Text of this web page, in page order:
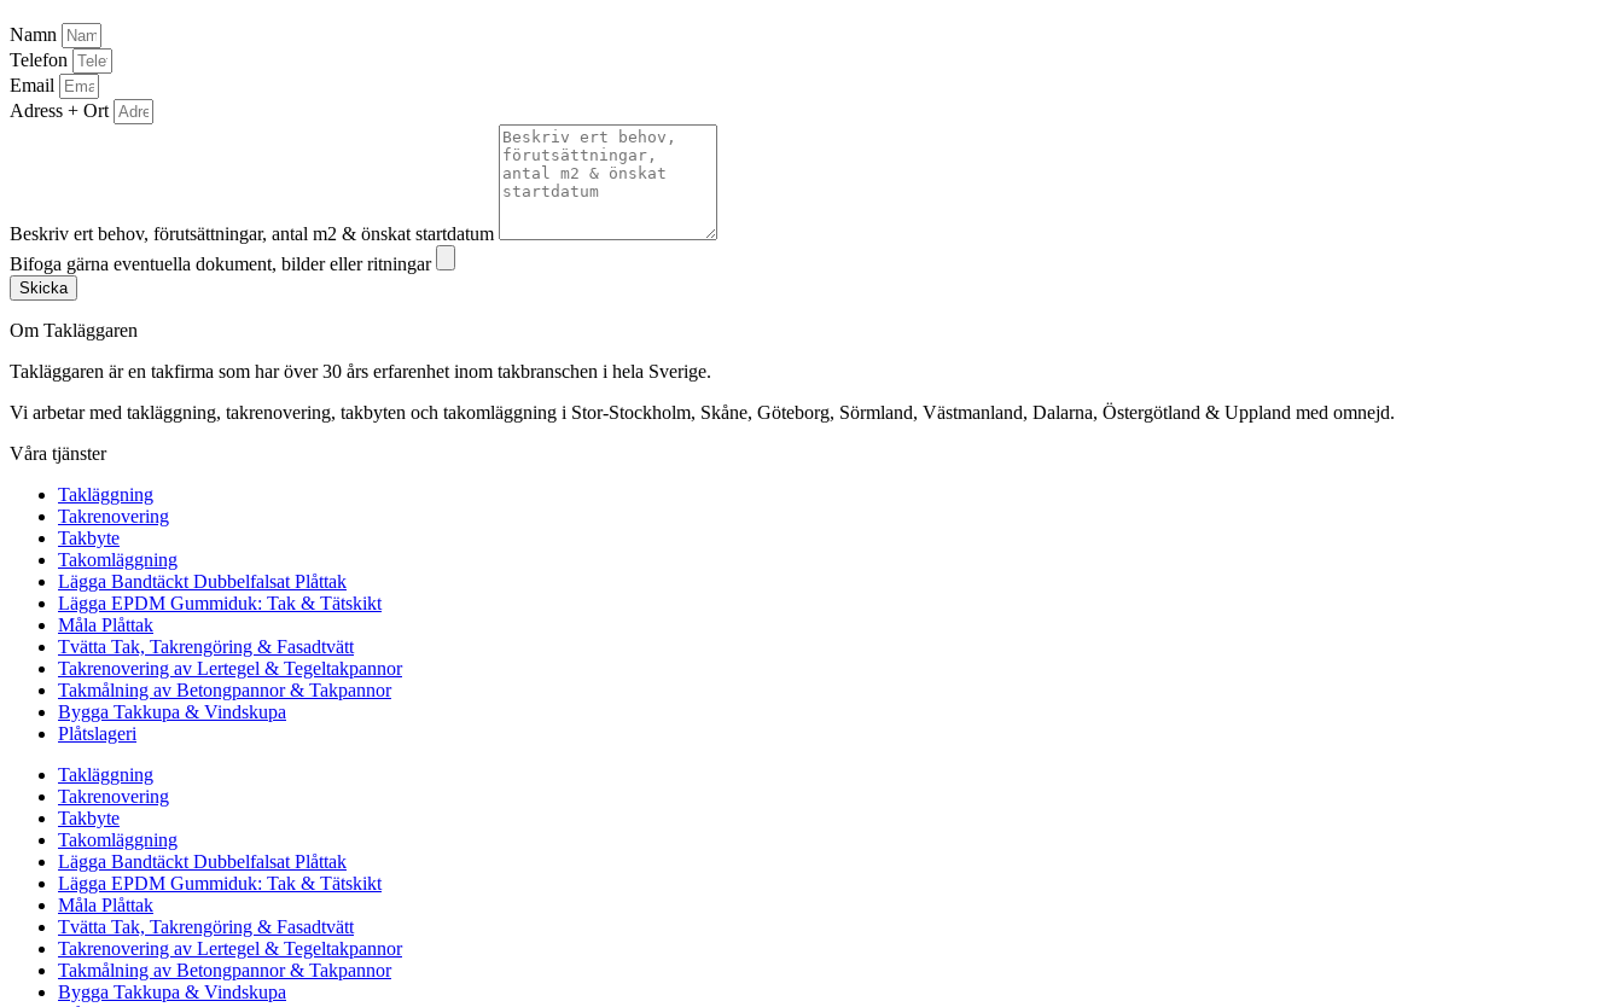
Namn
Telefon
Email
Adress + Ort
Beskriv ert behov, förutsättningar, antal m2 & önskat startdatum
Bifoga gärna eventuella dokument, bilder eller ritningar
Skicka
Om Takläggaren
Takläggaren är en takfirma som har över 30 års erfarenhet inom takbranschen i hela Sverige.
Vi arbetar med takläggning, takrenovering, takbyten och takomläggning i Stor-Stockholm, Skåne, Göteborg, Sörmland, Västmanland, Dalarna, Östergötland & Uppland med omnejd.
Våra tjänster
Takläggning
Takrenovering
Takbyte
Takomläggning
Lägga Bandtäckt Dubbelfalsat Plåttak
Lägga EPDM Gummiduk: Tak & Tätskikt
Måla Plåttak
Tvätta Tak, Takrengöring & Fasadtvätt
Takrenovering av Lertegel & Tegeltakpannor
Takmålning av Betongpannor & Takpannor
Bygga Takkupa & Vindskupa
Plåtslageri
Takläggning
Takrenovering
Takbyte
Takomläggning
Lägga Bandtäckt Dubbelfalsat Plåttak
Lägga EPDM Gummiduk: Tak & Tätskikt
Måla Plåttak
Tvätta Tak, Takrengöring & Fasadtvätt
Takrenovering av Lertegel & Tegeltakpannor
Takmålning av Betongpannor & Takpannor
Bygga Takkupa & Vindskupa